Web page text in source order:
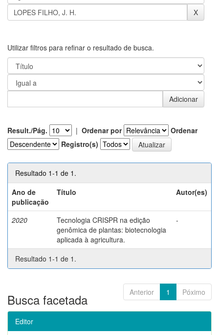
Utilizar filtros para refinar o resultado de busca.
Result./Pág. | Ordenar por
Ordenar
Registro(s)
Resultado 1-1 de 1.
Ano de
publicação
Título Autor(es)
2020
Tecnologia CRISPR na edição
genômica de plantas: biotecnologia
aplicada à agricultura.
-
Resultado 1-1 de 1.
Anterior 1 Póximo
Busca facetada
Editor